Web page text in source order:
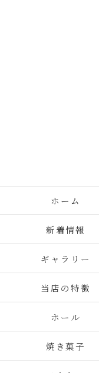
ホーム
新着情報
ギャラリー
当店の特徴
ホール
焼き菓子